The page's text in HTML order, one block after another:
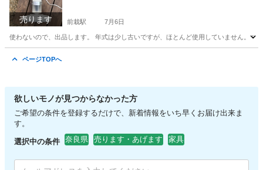
売ります 前栽駅 7月6日
使わないので、出品します。 年式は少し古いですが、ほとんど使用していません。
ページTOPへ
欲しいモノが見つからなかった方
ご希望の条件を登録するだけで、新着情報をいち早くお届け出来ま
す。
選択中の条件 奈良県 売ります・あげます 家具